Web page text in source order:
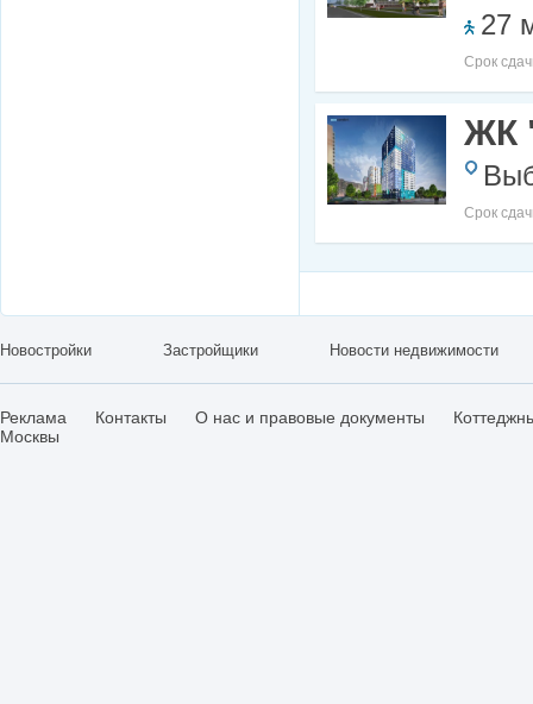
27
Срок
ЖК
Срок
Новостройки Застройщики Новости недвижимости
Реклама Контакты О нас и правовые документы
Москвы